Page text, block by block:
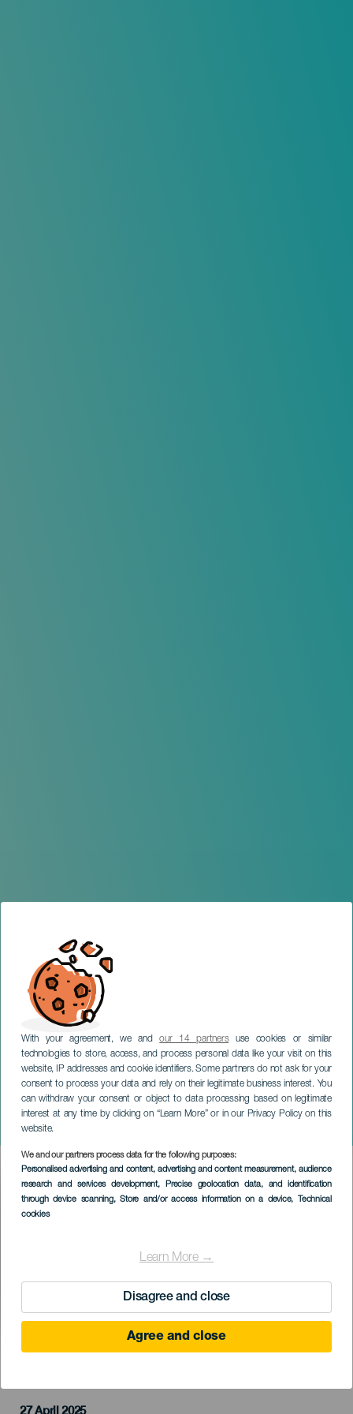
With your agreement, we andour 14 partnersuse cookies or similar
technologies to store, access, and process personal data like your visit on this
website, IP addresses and cookie identifiers. Some partners do not ask for your
consent to process your data and rely on their legitimate business interest. You
can withdraw your consent or object to data processing based on legitimate
interest at any time by clicking on “Learn More” or in our Privacy Policy on this
website.
We and our partners process data for the following purposes:
Personalised advertising and content, advertising and content measurement, audience
research and services development, Precise geolocation data, and identification
through device scanning, Store and/or access information on a device, Technical
cookies
Learn More →
Disagree and close
Agree and close
Élet rózsaszínben: Barbie, a
musical
GRAN CANARIA
Imagen
Listado
27 April 2025